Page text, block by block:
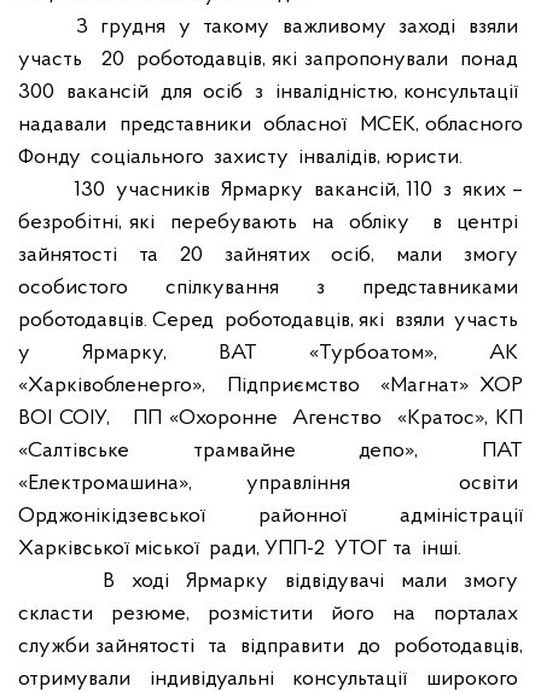
З
грудня у такому важливому заході
взяли
участь
20 роботодавців, які запропонували
понад
300 вакансій для осіб з
інвалідністю, консультації
надавали
представники обласної
МСЕК, обласного
Фонду соціального захисту інвалідів, юристи.
130 учасників Ярмарку вакансій, 110 з яких –
безробітні, які
перебувають на обліку в
центрі
зайнятості
та 20 зайнятих осіб, мали
змогу
особистого
спілкування з
представниками
роботодавців. Серед роботодавців, які взяли участь
у
Ярмарку, ВАТ «Турбоатом»,
АК
«Харківобленерго»,
Підприємство
«Магнат» ХОР
ВОІ СОІУ,
ПП «Охоронне Агенство
«Кратос», КП
«Салтівське трамвайне депо», ПАТ
«Електромашина», управління
освіти
Орджонікідзевської районної адміністрації
Харківської міської ради, УПП-2 УТОГ та інші.
В
ході Ярмарку відвідувачі мали
змогу
скласти
резюме, розмістити його на
порталах
служби зайнятості
та відправити до
роботодавців,
отримували
індивідуальні консультації
широкого